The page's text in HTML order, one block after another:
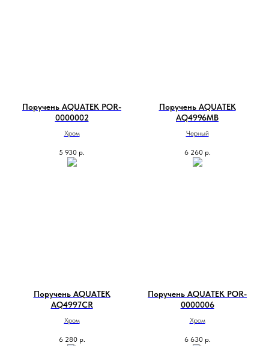
Поручень AQUATEK POR-
0000002
Хром
5 930 р.
Поручень AQUATEK
AQ4996MB
Черный
6 260 р.
Поручень AQUATEK
AQ4997CR
Хром
6 280 р.
Поручень AQUATEK POR-
0000006
Хром
6 630 р.